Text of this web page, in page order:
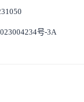
号-3A